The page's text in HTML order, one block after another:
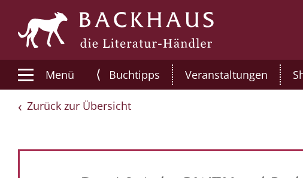
Menü ⟨ Buchtipps Veranstaltungen
Zurück zur Übersicht